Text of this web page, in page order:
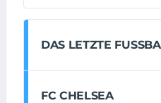
DAS LETZTE
FC CHELSEA